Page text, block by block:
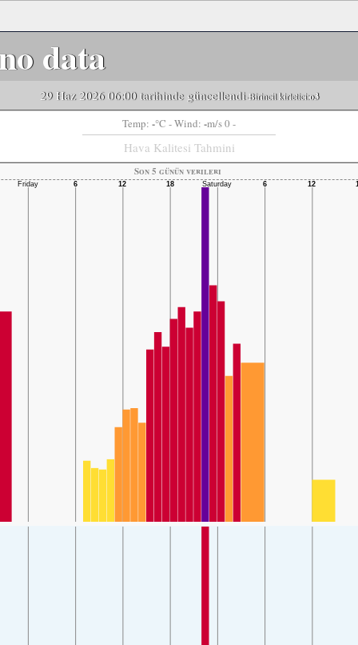
data
29 Haz 2026 06:00 tarihinde güncellendi-Birincil kirletici:o3
Temp: -°C - Wind: -m/s 0 -
Hava Kalitesi Tahmini
Son 5 günün verileri